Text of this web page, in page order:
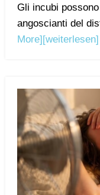
Gli incubi
angoscianti del
More] [weiterlesen]